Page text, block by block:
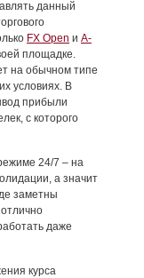
данный
FX Open и A-
площадке.
на обычном типе
условиях. В
прибыли
с которого
24/7 – на
а значит
заметны
даже
курса